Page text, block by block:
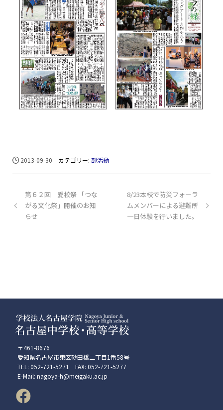
2013-09-30 カテゴリー:部活動
第６２回 愛校祭 「つな
がる文化祭」開催のお知
らせ
8/23本校で防災フォーラ
ムメンバーによる避難所
一日体験を行いました。
〒461-8676
愛知県名古屋市東区砂田橋二丁目1番58号
TEL: 052-721-5271 FAX: 052-721-5277
E-Mail: nagoya-h@meigaku.ac.jp